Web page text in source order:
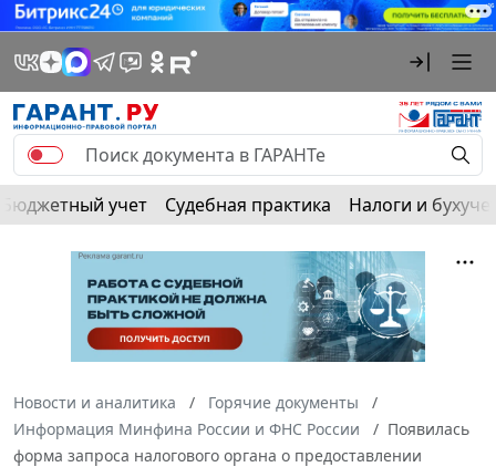
Бюджетный учет Судебная практика Налоги и
Новости и аналитика
Горячие документы
Информация Минфина России и ФНС России
Появилась
форма запроса налогового органа о предоставлении